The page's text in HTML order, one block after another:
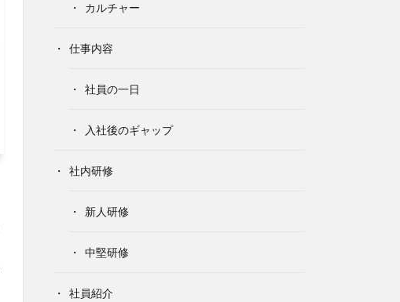
カルチャー
仕事内容
社員の一日
入社後のギャップ
社内研修
新人研修
中堅研修
社員紹介